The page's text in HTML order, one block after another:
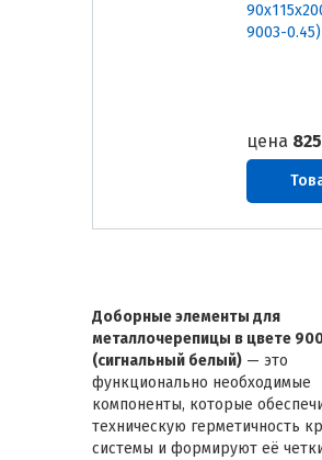
9003-0.45)
цена 825
Доборные элементы для
металлочерепицы в цвете
(сигнальный белый) — это
функционально необходимые
компоненты, которые
техническую герметичность
системы и формируют её